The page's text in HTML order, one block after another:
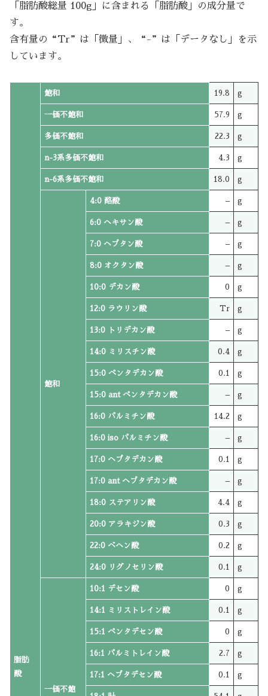
「脂肪酸総量 100g」に含まれる「脂肪酸」の成分量で
す。
含有量の“Tr”は「微量」、“-”は「データなし」を示
しています。
脂肪
酸
飽和 19.8 g
一価不飽和 57.9 g
多価不飽和 22.3 g
n-3系多価不飽和 4.3 g
n-6系多価不飽和 18.0 g
飽和
4:0 酪酸 – g
6:0 ヘキサン酸 – g
7:0 ヘプタン酸 – g
8:0 オクタン酸 – g
10:0 デカン酸 0 g
12:0 ラウリン酸 Tr g
13:0 トリデカン酸 – g
14:0 ミリスチン酸 0.4 g
15:0 ペンタデカン酸 0.1 g
15:0 ant ペンタデカン酸 – g
16:0 パルミチン酸 14.2 g
16:0 iso パルミチン酸 – g
17:0 ヘプタデカン酸 0.1 g
17:0 ant ヘプタデカン酸 – g
18:0 ステアリン酸 4.4 g
20:0 アラキジン酸 0.3 g
22:0 ベヘン酸 0.2 g
24:0 リグノセリン酸 0.1 g
一価不飽
10:1 デセン酸 0 g
14:1 ミリストレイン酸 0.1 g
15:1 ペンタデセン酸 0 g
16:1 パルミトレイン酸 2.7 g
17:1 ヘプタデセン酸 0.1 g